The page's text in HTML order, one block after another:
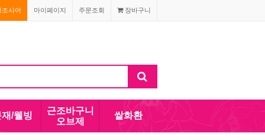
장바구니
주문조회
마이페이지
조사어
/웰빙
근조바구니
오브제
쌀화환